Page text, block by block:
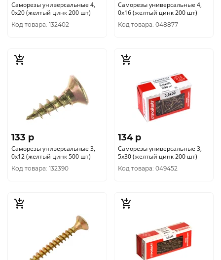
Саморезы универсальные 4,
0x20 (желтый цинк 200 шт)
Код товара: 132402
Саморезы универсальные 4,
0x16 (желтый цинк 200 шт)
Код товара: 048877
133 p
Саморезы универсальные 3,
0x12 (желтый цинк 500 шт)
Код товара: 132390
134 p
Саморезы универсальные 3,
5x30 (желтый цинк 200 шт)
Код товара: 049452